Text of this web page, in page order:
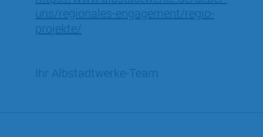
uns/regionales-engagement/regio-
projekte/
Ihr Albstadtwerke-Team